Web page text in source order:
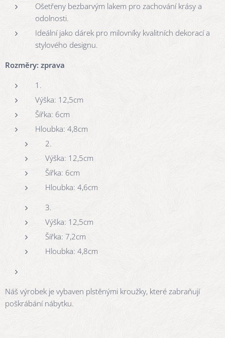
Ošetřeny bezbarvým lakem pro zachování krásy a
odolnosti.
Ideální jako dárek pro milovníky kvalitních dekorací a
stylového designu.
Rozměry: zprava
1.
Výška: 12,5cm
Šířka: 6cm
Hloubka: 4,8cm
2.
Výška: 12,5cm
Šířka: 6cm
Hloubka: 4,6cm
3.
Výška: 12,5cm
Šířka: 7,2cm
Hloubka: 4,8cm
Náš výrobek je vybaven plstěnými kroužky, které zabraňují
poškrábání nábytku.